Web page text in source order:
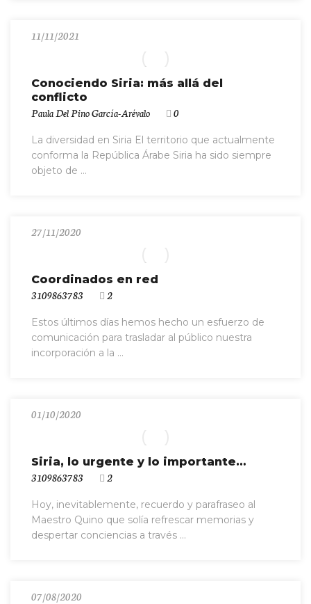
11/11/2021
Conociendo Siria: más allá del
conflicto
Paula Del Pino García-Arévalo 0
La diversidad en Siria El territorio que actualmente
conforma la República Árabe Siria ha sido siempre
objeto de ...
27/11/2020
Coordinados en red
3109863783 2
Estos últimos días hemos hecho un esfuerzo de
comunicación para trasladar al público nuestra
incorporación a la ...
01/10/2020
Siria, lo urgente y lo importante…
3109863783 2
Hoy, inevitablemente, recuerdo y parafraseo al
Maestro Quino que solía refrescar memorias y
despertar conciencias a través ...
07/08/2020